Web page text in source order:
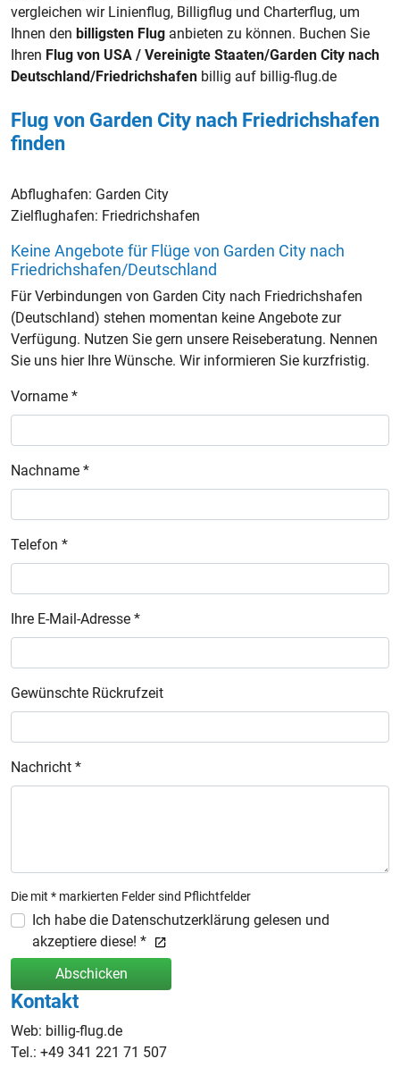
vergleichen wir Linienflug, Billigflug und Charterflug, um
Ihnen den billigsten Flug anbieten zu können. Buchen Sie
Ihren Flug von USA / Vereinigte Staaten/Garden City nach
Deutschland/Friedrichshafen billig auf billig-flug.de
Flug von Garden City nach Friedrichshafen
finden
Abflughafen: Garden City
Zielflughafen: Friedrichshafen
Keine Angebote für Flüge von Garden City nach
Friedrichshafen/Deutschland
Für Verbindungen von Garden City nach Friedrichshafen
(Deutschland) stehen momentan keine Angebote zur
Verfügung. Nutzen Sie gern unsere Reiseberatung. Nennen
Sie uns hier Ihre Wünsche. Wir informieren Sie kurzfristig.
Vorname *
Nachname *
Telefon *
Ihre E-Mail-Adresse *
Gewünschte Rückrufzeit
Nachricht *
Die mit * markierten Felder sind Pflichtfelder
Ich habe die Datenschutzerklärung gelesen und
akzeptiere diese! *
Abschicken
Kontakt
Web: billig-flug.de
Tel.: +49 341 221 71 507